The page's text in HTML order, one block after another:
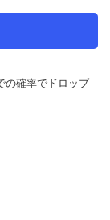
の確率でドロップ